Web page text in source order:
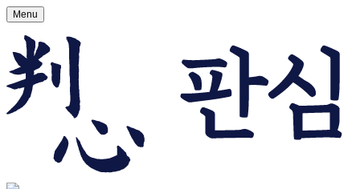
Menu